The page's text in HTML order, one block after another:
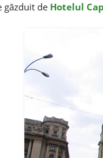
găzduit de Hotelul